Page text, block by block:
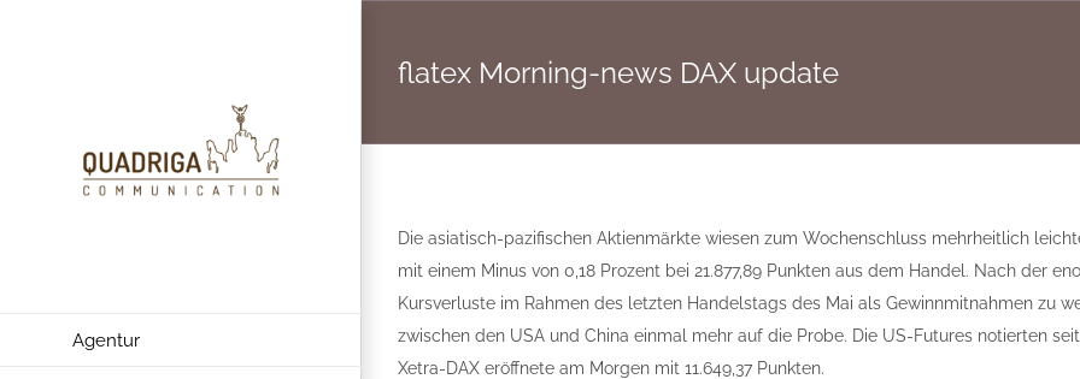
Agentur
flatex Morning-news DAX update
Die asiatisch-pazifischen Aktienmärkte wiesen zum Wochenschluss mehrheitlich
mit einem Minus von 0,18 Prozent bei 21.877,89 Punkten aus dem Handel. Nach der
Kursverluste im Rahmen des letzten Handelstags des Mai als Gewinnmitnahmen zu
zwischen den USA und China einmal mehr auf die Probe. Die US-Futures notierten
Xetra-DAX eröffnete am Morgen mit 11.649,37 Punkten.